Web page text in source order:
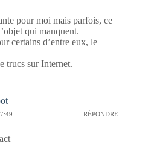
pour moi mais parfois, ce
qui manquent.
certains d’entre eux, le
trucs sur Internet.
RÉPONDRE